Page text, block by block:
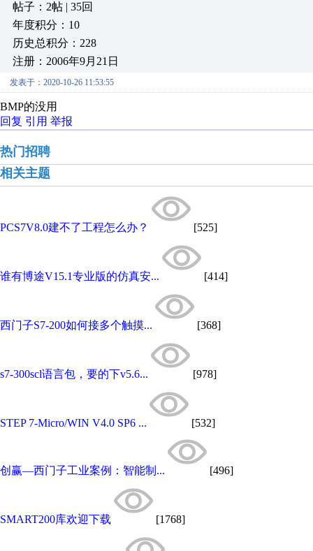
帖子：2帖 | 35回
年度积分：10
历史总积分：228
注册：2006年9月21日
发表于：2020-10-26 11:53:55
BMP的没用
回复 引用 举报
热门招聘
相关主题
PCS7V8.0建不了工程怎么办？ [525]
谁有博途V15.1专业版的仿真安... [414]
西门子S7-200如何接多个触摸... [368]
s7-300scl语言包，要的下v5.6... [978]
STEP 7-Micro/WIN V4.0 SP6 ... [532]
创赢—西门子工业案例：智能制... [496]
SMART200库欢迎下载 [1768]